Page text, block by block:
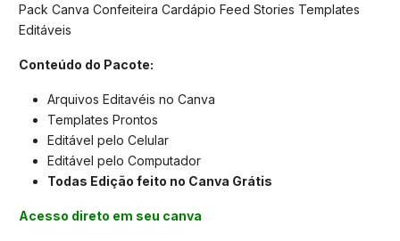
Pack Canva Confeiteira Cardápio Feed Stories Templates
Editáveis
Conteúdo do Pacote:
Arquivos Editavéis no Canva
Templates Prontos
Editável pelo Celular
Editável pelo Computador
Todas Edição feito no Canva Grátis
Acesso direto em seu canva